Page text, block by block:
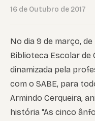
16 de Outubro de 2017
No dia 9 de março,
Biblioteca Escolar de
dinamizada pela
com o SABE, para
Armindo Cerqueira,
história “As cinco